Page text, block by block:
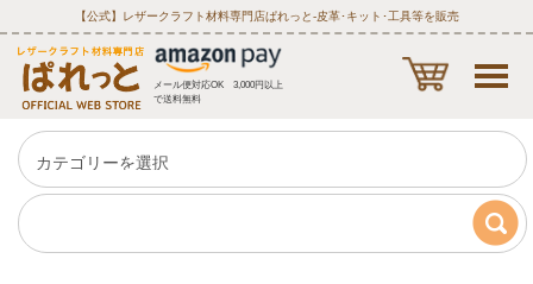
【公式】レザークラフト材料専門店ぱれっと‐皮革･キット･工具等を販売
メール便対応OK 3,000円以上
で送料無料